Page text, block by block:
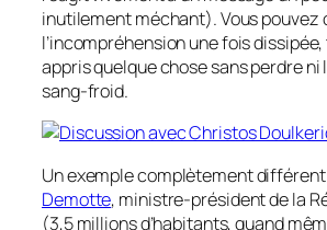
inutilement méchant). Vous pouvez
l’incompréhension une fois
appris quelque chose sans perdre ni
sang-froid.
Un exemple complètement
Demotte, ministre-président de la
(3,5 millions d’habitants, quand